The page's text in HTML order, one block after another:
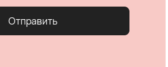
Отправить